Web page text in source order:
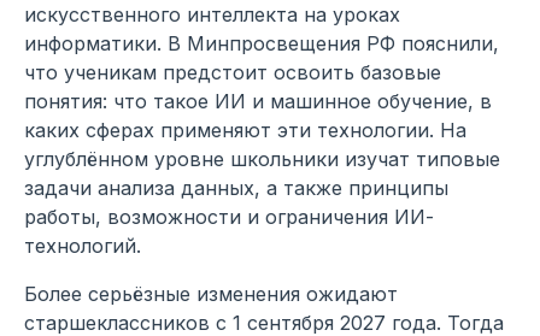
искусственного интеллекта на уроках
информатики. В Минпросвещения РФ пояснили,
что ученикам предстоит освоить базовые
понятия: что такое ИИ и машинное обучение, в
каких сферах применяют эти технологии. На
углублённом уровне школьники изучат типовые
задачи анализа данных, а также принципы
работы, возможности и ограничения ИИ-
технологий.
Более серьёзные изменения ожидают
старшеклассников с 1 сентября 2027 года. Тогда